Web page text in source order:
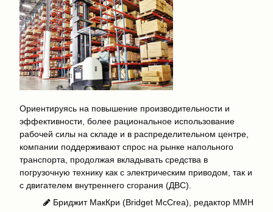
Ориентируясь на повышение производительности и
эффективности, более рациональное использование
рабочей силы на складе и в распределительном центре,
компании поддерживают спрос на рынке напольного
транспорта, продолжая вкладывать средства в
погрузочную технику как с электрическим приводом, так и
с двигателем внутреннего сгорания (ДВС).
Бриджит МакКри (Bridget McCrea), редактор ММН